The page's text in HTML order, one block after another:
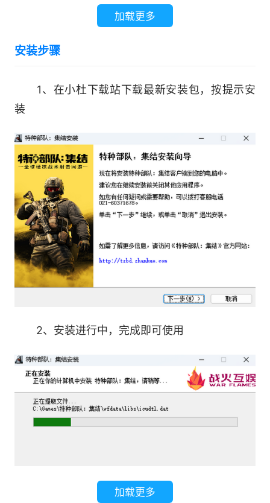
2、全球行动，真实反恐战役
战场设置亚欧美多地域，真实还原数十张作战
点、抓捕目标等高风险任务，感受沉浸式反恐作
战。
3、多维战场·硬核对决无界
PVE反恐攻坚、经典PVP对抗、独创PVPVE混
合战场!无论是拆弹/护送的限时博弈，还是4v4据
点争夺的寸土必争，更支持与AI部队协同推进——
你的战术指令，决定小队是成为“尖刀”还是“盾
牌”。
4、双重视角·自由应变制敌
官视角”，一键切换无卡顿!巷战绕后用TPS预判敌
——战场瞬息万变，你的视角，就是致胜先机。
5、700种装备·细节拟真至极
弹上膛，都是对战术理解的终极考验。
加载更多
安装步骤
1、在小杜下载站下载最新安装包，按提示安
装
2、安装进行中，完成即可使用
加载更多